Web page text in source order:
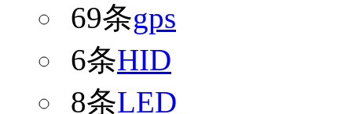
69条gps
6条HID
8条LED